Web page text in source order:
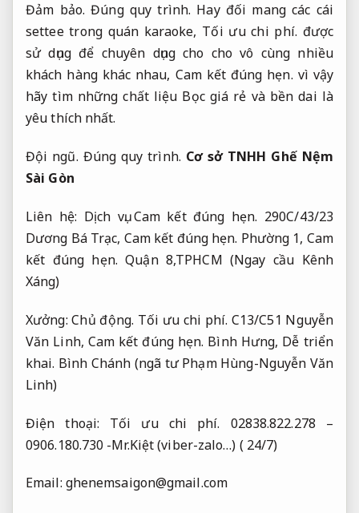
Đảm bảo. Đúng quy trình. Hay đối mang các cái
settee trong quán karaoke, Tối ưu chi phí. được
sử dụng để chuyên dụng cho cho vô cùng nhiều
khách hàng khác nhau, Cam kết đúng hẹn. vì vậy
hãy tìm những chất liệu Bọc giá rẻ và bền dai là
yêu thích nhất.
Đội ngũ. Đúng quy trình. Cơ sở TNHH Ghế Nệm
Sài Gòn
Liên hệ: Dịch vụ. Cam kết đúng hẹn. 290C/43/23
Dương Bá Trạc, Cam kết đúng hẹn. Phường 1, Cam
kết đúng hẹn. Quận 8,TPHCM (Ngay cầu Kênh
Xáng)
Xưởng:Chủ động. Tối ưu chi phí. C13/C51 Nguyễn
Văn Linh, Cam kết đúng hẹn. Bình Hưng, Dễ triển
khai. Bình Chánh (ngã tư Phạm Hùng-Nguyễn Văn
Linh)
Điện thoại: Tối ưu chi phí. 02838.822.278 –
0906.180.730 -Mr.Kiệt (viber-zalo…) ( 24/7)
Email: ghenemsaigon@gmail.com